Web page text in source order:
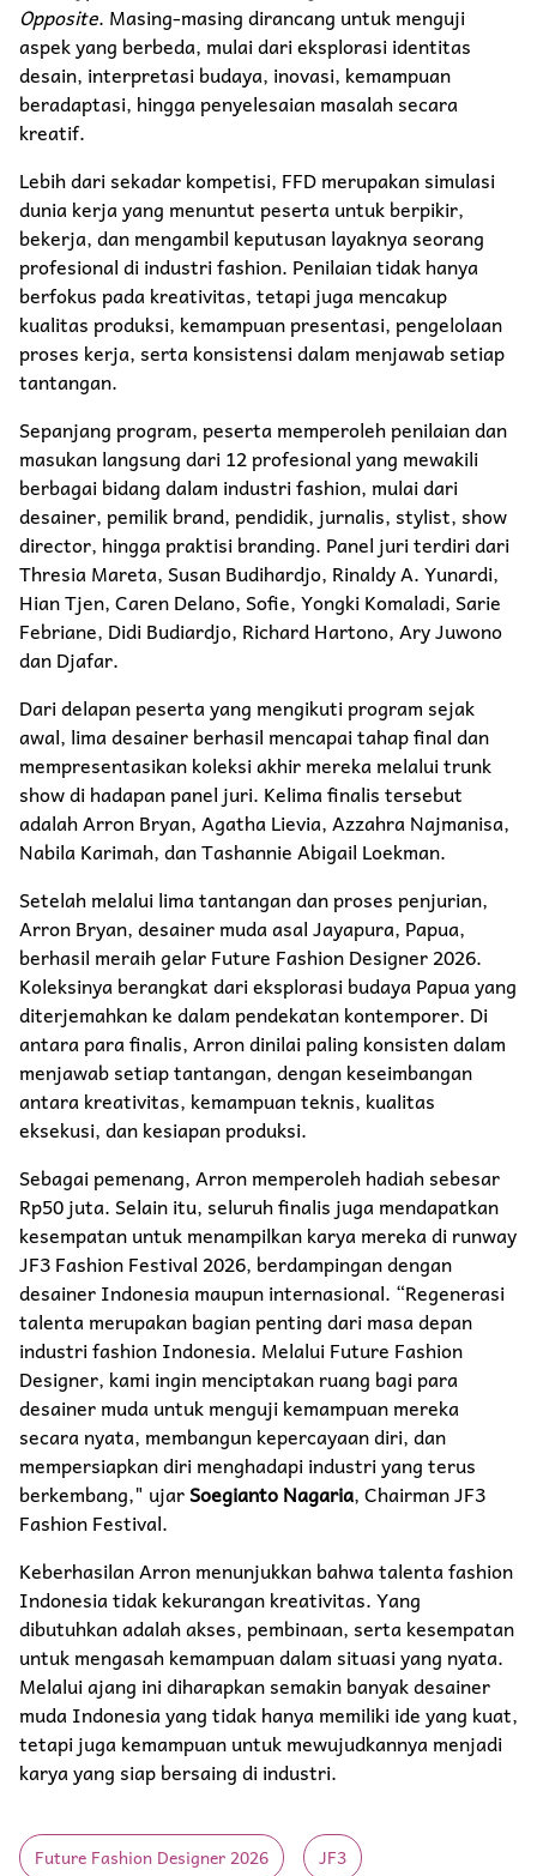
Opposite. Masing-masing dirancang untuk menguji
aspek yang berbeda, mulai dari eksplorasi identitas
desain, interpretasi budaya, inovasi, kemampuan
beradaptasi, hingga penyelesaian masalah secara
kreatif.
Lebih dari sekadar kompetisi, FFD merupakan simulasi
dunia kerja yang menuntut peserta untuk berpikir,
bekerja, dan mengambil keputusan layaknya seorang
profesional di industri fashion. Penilaian tidak hanya
berfokus pada kreativitas, tetapi juga mencakup
kualitas produksi, kemampuan presentasi, pengelolaan
proses kerja, serta konsistensi dalam menjawab setiap
tantangan.
Sepanjang program, peserta memperoleh penilaian dan
masukan langsung dari 12 profesional yang mewakili
berbagai bidang dalam industri fashion, mulai dari
desainer, pemilik brand, pendidik, jurnalis, stylist, show
director, hingga praktisi branding. Panel juri terdiri dari
Thresia Mareta, Susan Budihardjo, Rinaldy A. Yunardi,
Hian Tjen, Caren Delano, Sofie, Yongki Komaladi, Sarie
Febriane, Didi Budiardjo, Richard Hartono, Ary Juwono
dan Djafar.
Dari delapan peserta yang mengikuti program sejak
awal, lima desainer berhasil mencapai tahap final dan
mempresentasikan koleksi akhir mereka melalui trunk
show di hadapan panel juri. Kelima finalis tersebut
adalah Arron Bryan, Agatha Lievia, Azzahra Najmanisa,
Nabila Karimah, dan Tashannie Abigail Loekman.
Setelah melalui lima tantangan dan proses penjurian,
Arron Bryan, desainer muda asal Jayapura, Papua,
berhasil meraih gelar Future Fashion Designer 2026.
Koleksinya berangkat dari eksplorasi budaya Papua yang
diterjemahkan ke dalam pendekatan kontemporer. Di
antara para finalis, Arron dinilai paling konsisten dalam
menjawab setiap tantangan, dengan keseimbangan
antara kreativitas, kemampuan teknis, kualitas
eksekusi, dan kesiapan produksi.
Sebagai pemenang, Arron memperoleh hadiah sebesar
Rp50 juta. Selain itu, seluruh finalis juga mendapatkan
kesempatan untuk menampilkan karya mereka di runway
JF3 Fashion Festival 2026, berdampingan dengan
desainer Indonesia maupun internasional. “Regenerasi
talenta merupakan bagian penting dari masa depan
industri fashion Indonesia. Melalui Future Fashion
Designer, kami ingin menciptakan ruang bagi para
desainer muda untuk menguji kemampuan mereka
secara nyata, membangun kepercayaan diri, dan
mempersiapkan diri menghadapi industri yang terus
berkembang," ujarSoegianto Nagaria, Chairman JF3
Fashion Festival.
Keberhasilan Arron menunjukkan bahwa talenta fashion
Indonesia tidak kekurangan kreativitas. Yang
dibutuhkan adalah akses, pembinaan, serta kesempatan
untuk mengasah kemampuan dalam situasi yang nyata.
Melalui ajang ini diharapkan semakin banyak desainer
muda Indonesia yang tidak hanya memiliki ide yang kuat,
tetapi juga kemampuan untuk mewujudkannya menjadi
karya yang siap bersaing di industri.
Future Fashion Designer 2026 JF3